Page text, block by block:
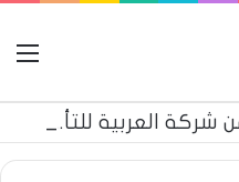
بوليصة التأمين العام من شركة العربية للتأمين